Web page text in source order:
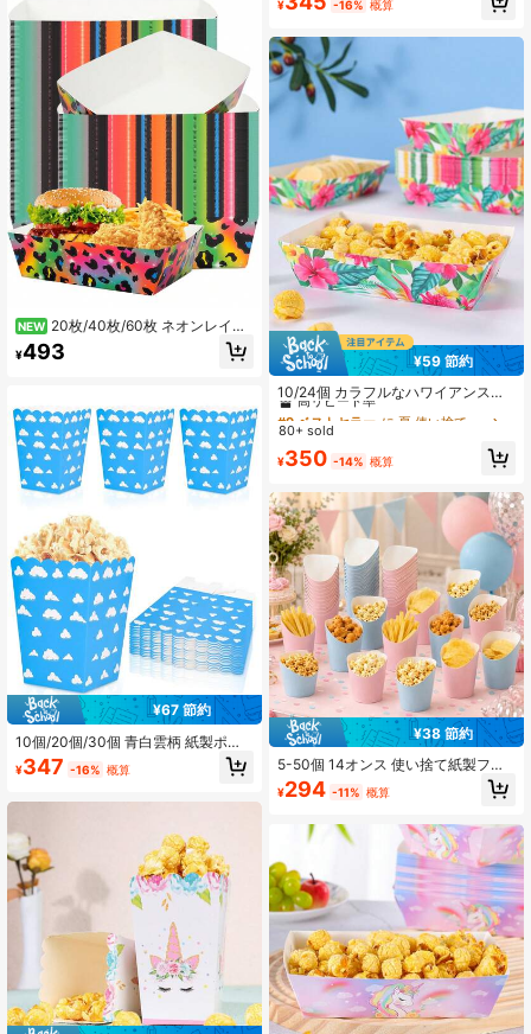
大人レトロバースデーパーティー、
ディスコナイトの集まり、ムービー
ナイトイベント、カーニバル、バッ
クヤードの祝賀会、パーティーの好
意、キャンディーテーブルの装飾、
頑丈で耐久性のある紙製ボックス、1
0個、20個、50個、100個入り、大
人の祝祭の機会全般に対応
NEW 20枚/40枚/60枚 ネオンレイン
ボーレオパード柄 誕生日パーティー
用品 タイガーストライプ ナチョボー
¥493
¥67 節約
10個/20個/30個 青白雲柄 紙製ポッ
プコーンボックス、スカラップトッ
プポップコーンコンテナ、3.14*2.36
クボックス 誕生日パーティー、ベビ
マのパーティー用品 男女兼用
¥347 -16% 概算
食器セット、9インチ&7インチペー
プキン、複数サイズ展開、魔法のよ
うなきらめきテーマのディナーウェ
アセット、誕生日、結婚式、ブライ
ダルシャワー、婚約、記念日、休
日、フェスティバル、ピクニック、
キャンプ、BBQ、室内外イベントに
¥ -16% 概算
¥59 節約
10/24個 カラフルなハワイアンスタ
イルの食品ボックス、フライドポテ
トボックス、ポップコーンボック
ムムービーナイトのおやつボック
ンバーガーレストランに適していま
す
#9 ベストセラー
に 夏 使い捨てキッチン用品
高リピート率
#9 ベストセラー
高リピート率
#9 ベストセラー
高リピート率
#9 ベストセラー
80+ sold
¥350 -14% 概算
¥38 節約
5-50個 14オンス 使い捨て紙製フレ
ンチフライカップ、フードカップと
ポップコーンボックス、ワッフルフ
式、誕生日パーティーに適していま
¥294 -11% 概算